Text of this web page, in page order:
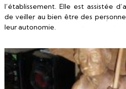
l’établissement. Elle est assistée
de veiller au bien être des
leur autonomie.